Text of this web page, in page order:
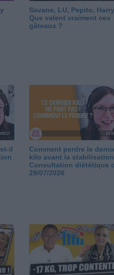
Savane, LU, Pepito,
Que valent vraiment ces
gâteaux ?
il
Comment perdre le
kilo avant la
Consultation diététique
29/07/2026